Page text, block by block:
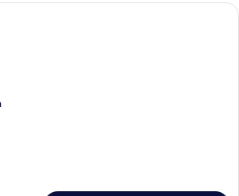
Ein modernes Schlafzimmer mit